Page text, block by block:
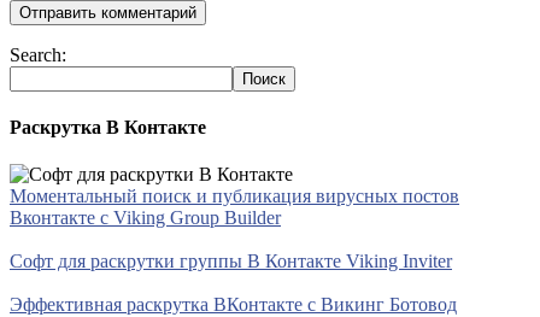
Search:
Раскрутка В Контакте
Моментальный поиск и публикация вирусных постов
Вконтакте с Viking Group Builder
Софт для раскрутки группы В Контакте Viking Inviter
Эффективная раскрутка ВКонтакте с Викинг Ботовод